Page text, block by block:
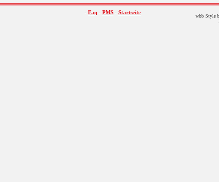
- Faq - PMS - Startseite
wbb Style